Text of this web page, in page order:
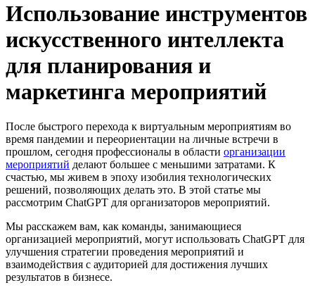
Использование инструментов
искусственного интеллекта
для планирования и
маркетинга мероприятий
После быстрого перехода к виртуальным мероприятиям во
время пандемии и переориентации на личные встречи в
прошлом, сегодня профессионалы в области организации
мероприятий делают большее с меньшими затратами. К
счастью, мы живем в эпоху изобилия технологических
решений, позволяющих делать это. В этой статье мы
рассмотрим ChatGPT для организаторов мероприятий.
Мы расскажем вам, как команды, занимающиеся
организацией мероприятий, могут использовать ChatGPT для
улучшения стратегии проведения мероприятий и
взаимодействия с аудиторией для достижения лучших
результатов в бизнесе.